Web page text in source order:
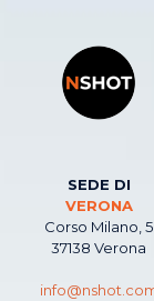
SEDE DI
VERONA
Corso Milano, 5
37138 Verona